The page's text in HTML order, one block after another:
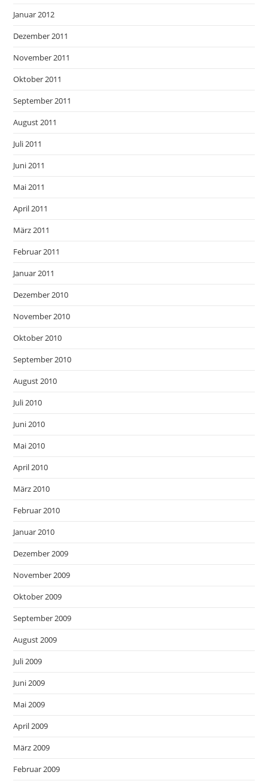
Januar 2012
Dezember 2011
November 2011
Oktober 2011
September 2011
August 2011
Juli 2011
Juni 2011
Mai 2011
April 2011
März 2011
Februar 2011
Januar 2011
Dezember 2010
November 2010
Oktober 2010
September 2010
August 2010
Juli 2010
Juni 2010
Mai 2010
April 2010
März 2010
Februar 2010
Januar 2010
Dezember 2009
November 2009
Oktober 2009
September 2009
August 2009
Juli 2009
Juni 2009
Mai 2009
April 2009
März 2009
Februar 2009